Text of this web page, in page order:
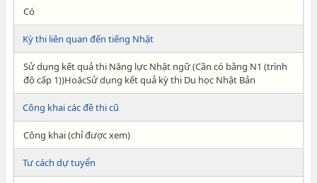
Có
Kỳ thi liên quan đến tiếng Nhật
Sử dụng kết quả thi Năng lực Nhật ngữ (Cần có bằng N1 (trình
độ cấp 1))HoặcSử dụng kết quả kỳ thi Du học Nhật Bản
Công khai các đề thi cũ
Công khai (chỉ được xem)
Tư cách dự tuyển